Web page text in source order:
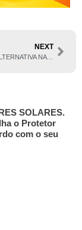
SOLARES.
o Protetor
com o seu
NEXT
BAKUCHIOL: A ALTERNATIVA NATURAL AO RETINOL